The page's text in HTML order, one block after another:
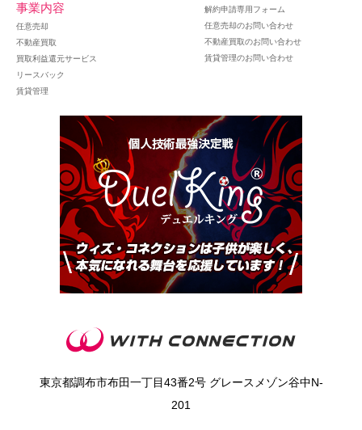
事業内容
任意売却
不動産買取
買取利益還元サービス
リースバック
賃貸管理
解約申請専用フォーム
任意売却のお問い合わせ
不動産買取のお問い合わせ
賃貸管理のお問い合わせ
東京都調布市布田一丁目43番2号 グレースメゾン谷中N‐
201